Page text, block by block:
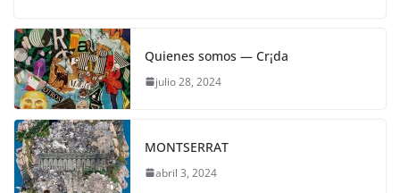
Quienes somos — Cr¡da
julio 28, 2024
MONTSERRAT
abril 3, 2024